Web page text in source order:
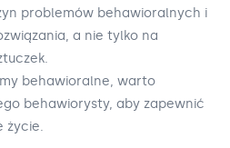
problemów behawioralnych i
a nie tylko na
behawioralne, warto
behawiorysty, aby zapewnić
życie.